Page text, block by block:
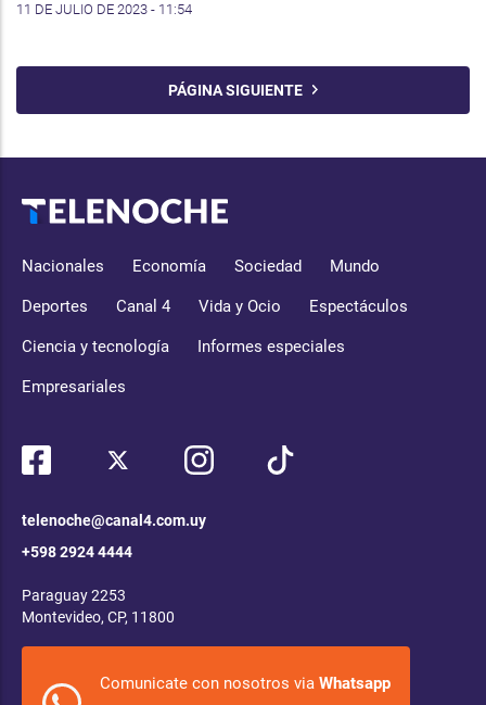
11 DE JULIO DE 2023 - 11:54
PÁGINA SIGUIENTE
Nacionales Economía Sociedad Mundo
Deportes Canal 4 Vida y Ocio Espectáculos
Ciencia y tecnología Informes especiales
Empresariales
telenoche@canal4.com.uy
+598 2924 4444
Paraguay 2253
Montevideo, CP, 11800
Comunicate con nosotros via Whatsapp